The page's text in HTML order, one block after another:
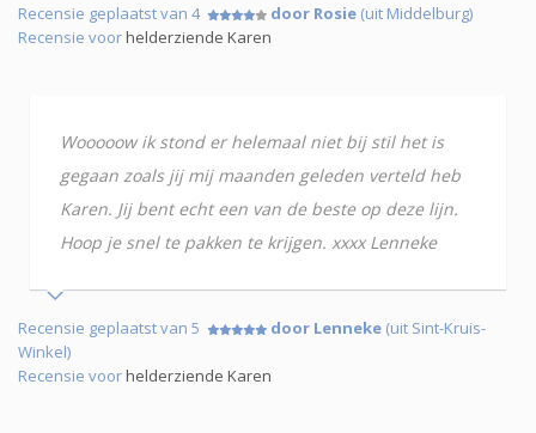
Recensie geplaatst van 4 door Rosie (uit Middelburg)
Recensie voorhelderziende Karen
Wooooow ik stond er helemaal niet bij stil het is
gegaan zoals jij mij maanden geleden verteld heb
Karen. Jij bent echt een van de beste op deze lijn.
Hoop je snel te pakken te krijgen. xxxx Lenneke
Recensie geplaatst van 5 door Lenneke (uit Sint-Kruis-
Winkel)
Recensie voorhelderziende Karen